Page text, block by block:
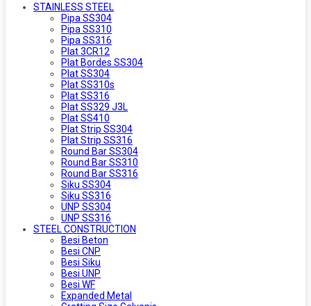
STAINLESS STEEL
Pipa SS304
Pipa SS310
Pipa SS316
Plat 3CR12
Plat Bordes SS304
Plat SS304
Plat SS310s
Plat SS316
Plat SS329 J3L
Plat SS410
Plat Strip SS304
Plat Strip SS316
Round Bar SS304
Round Bar SS310
Round Bar SS316
Siku SS304
Siku SS316
UNP SS304
UNP SS316
STEEL CONSTRUCTION
Besi Beton
Besi CNP
Besi Siku
Besi UNP
Besi WF
Expanded Metal